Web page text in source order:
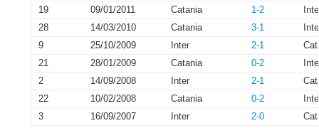
19
09/01/2011 Catania 1-2
28
14/03/2010 Catania 3-1
9
25/10/2009 Inter 2-1
21
28/01/2009 Catania 0-2
2
14/09/2008 Inter 2-1
22
10/02/2008 Catania 0-2
3
16/09/2007 Inter 2-0